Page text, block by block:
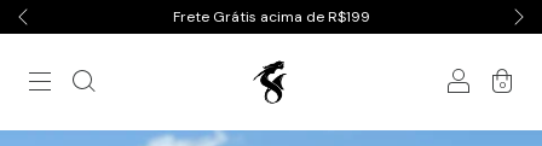
Frete Grátis acima de R$199
0